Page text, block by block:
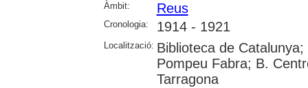
Àmbit: Reus
Cronologia: 1914 - 1921
Localització: Biblioteca de
Pompeu Fabra; B.
Tarragona